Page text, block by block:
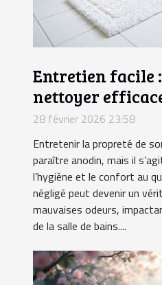
Entretien facile
nettoyer
tapis de bain
28 février 2026 23:58
Entretenir la propreté de
paraître anodin, mais il
l’hygiène et le confort au
négligé peut devenir un
mauvaises odeurs,
de la salle de bains....